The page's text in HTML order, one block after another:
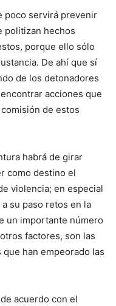
poco servirá prevenir
politizan hechos
porque ello sólo
De ahí que sí
de los detonadores
acciones que
de estos
habrá de girar
como destino el
violencia; en especial
su paso retos en la
un importante número
factores, son las
han empeorado las
acuerdo con el